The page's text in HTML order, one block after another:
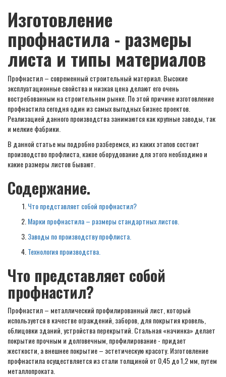
Изготовление
профнастила - размеры
листа и типы материалов
Профнастил – современный строительный материал. Высокие
эксплуатационные свойства и низкая цена делают его очень
востребованным на строительном рынке. По этой причине изготовление
профнастила сегодня один из самых выгодных бизнес проектов.
Реализацией данного производства занимаются как крупные заводы, так
и мелкие фабрики.
В данной статье мы подробно разберемся, из каких этапов состоит
производство профлиста, какое оборудование для этого необходимо и
какие размеры листов бывают.
Содержание.
Что представляет собой профнастил?
Марки профнастила – размеры стандартных листов.
Заводы по производству профлиста.
Технология производства.
Что представляет собой
профнастил?
Профнастил – металлический профилированный лист, который
используется в качестве ограждений, заборов, для покрытия кровель,
облицовки зданий, устройства перекрытий. Стальная «начинка» делает
покрытие прочным и долговечным, профилирование - придает
жесткости, а внешнее покрытие – эстетическую красоту. Изготовление
профнастила осуществляется из стали толщиной от 0,45 до 1,2 мм, путем
металлопроката.